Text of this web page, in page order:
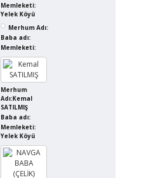
Memleketi:
Yelek Köyü
Merhum Adı:
Baba adı:
Memleketi:
Merhum
Adı:Kemal
SATILMIŞ
Baba adı:
Memleketi:
Yelek Köyü